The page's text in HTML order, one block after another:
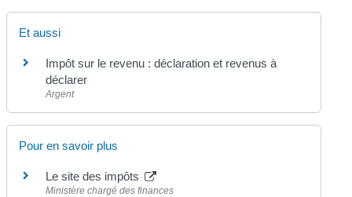
Et aussi
Impôt sur le revenu : déclaration et revenus à
déclarer
Argent
Pour en savoir plus
Le site des impôts
Ministère chargé des finances